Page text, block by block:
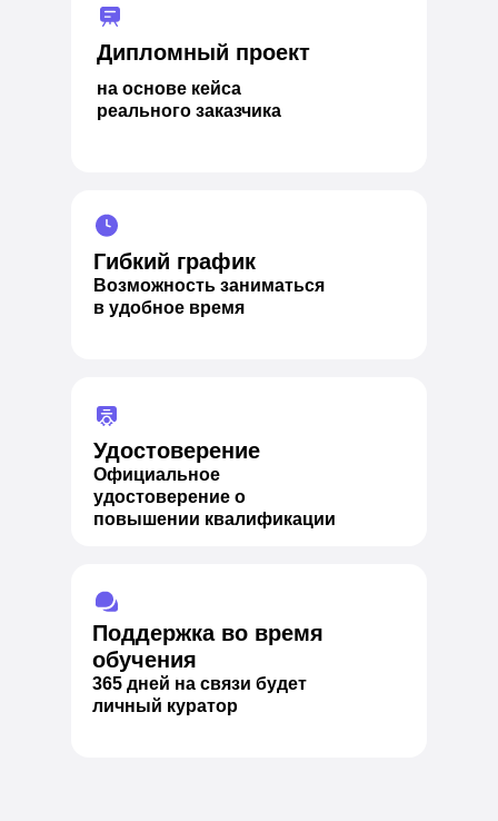
Гибкий график
Возможность заниматься
в удобное время
Дипломный проект
на основе кейса
реального заказчика
Поддержка во время
обучения
365 дней на связи будет
личный куратор
Удостоверение
Официальное
удостоверение о
повышении квалификации